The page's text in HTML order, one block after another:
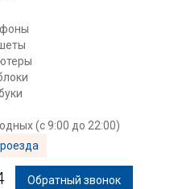
(с 9:00 до 22:00)
Обратный звонок